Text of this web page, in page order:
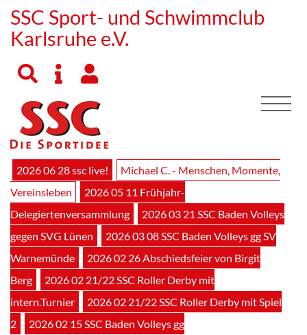
SSC Sport- und Schwimmclub
Karlsruhe e.V.
2026 06 28 ssc live!
Michael C. - Menschen, Momente,
Vereinsleben
2026 05 11 Frühjahr-
Delegiertenversammlung
2026 03 21 SSC Baden Volleys
gegen SVG Lünen
2026 03 08 SSC Baden Volleys gg SV
Warnemünde
2026 02 26 Abschiedsfeier von Birgit
Berg
2026 02 21/22 SSC Roller Derby mit
intern.Turnier
2026 02 21/22 SSC Roller Derby mit Spiel
2
2026 02 15 SSC Baden Volleys gg